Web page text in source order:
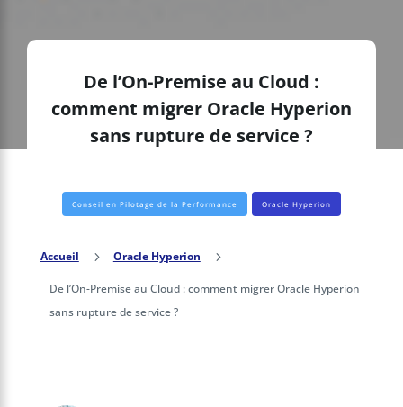
De l’On-Premise au Cloud :
comment migrer Oracle Hyperion
sans rupture de service ?
Conseil en Pilotage de la Performance Oracle Hyperion
Accueil 5 Oracle Hyperion 5
De l’On-Premise au Cloud : comment migrer Oracle Hyperion
sans rupture de service ?